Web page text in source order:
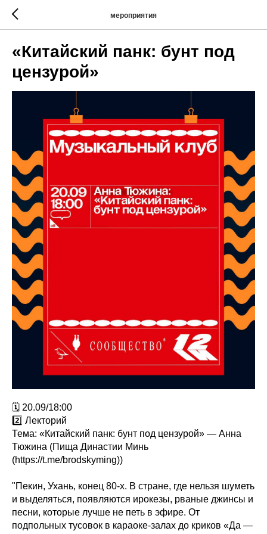
мероприятия
«Китайский панк: бунт под
цензурой»
🗓 20.09/18:00
2️⃣ Лекторий
Тема: «Китайский панк: бунт под цензурой» — Анна
Тюжина (Пища Династии Минь
(https://t.me/brodskyming))
"Пекин, Ухань, конец 80-х. В стране, где нельзя шуметь
и выделяться, появляются ирокезы, рваные джинсы и
песни, которые лучше не петь в эфире. От
подпольных тусовок в караоке-залах до криков «Да —